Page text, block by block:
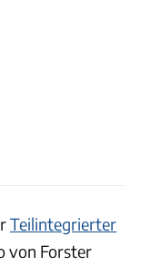
Teilintegrierter
von Forster